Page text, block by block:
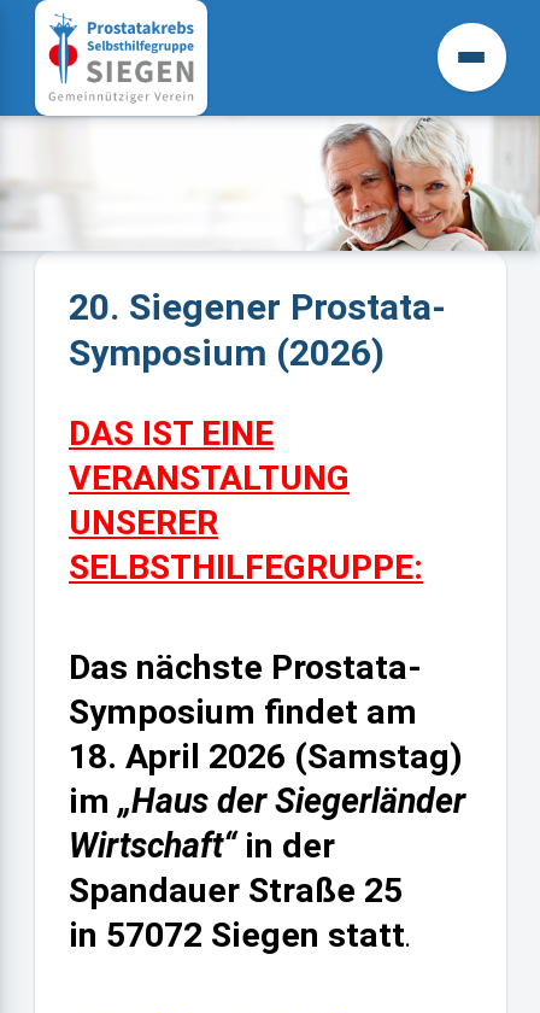
20. Siegener Prostata-
Symposium (2026)
DAS IST EINE
VERANSTALTUNG
UNSERER
SELBSTHILFEGRUPPE:
Das nächste Prostata-
Symposium findet am
18. April 2026 (Samstag)
im „Haus der Siegerländer
Wirtschaft“in der
Spandauer Straße 25
in 57072 Siegen statt.